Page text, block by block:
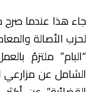
جاء هذا عندما
لحزب الأصالة
“البام” ملتزمٌ
الشامل عن مزارعي